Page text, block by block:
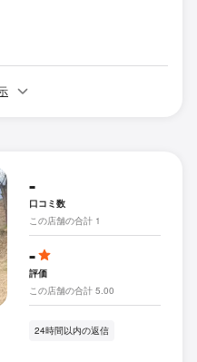
-
口コミ数
この店舗の合計 1
-
評価
この店舗の合計 5.00
24時間以内の返信